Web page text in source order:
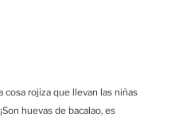
cosa rojiza que llevan las niñas
huevas de bacalao, es